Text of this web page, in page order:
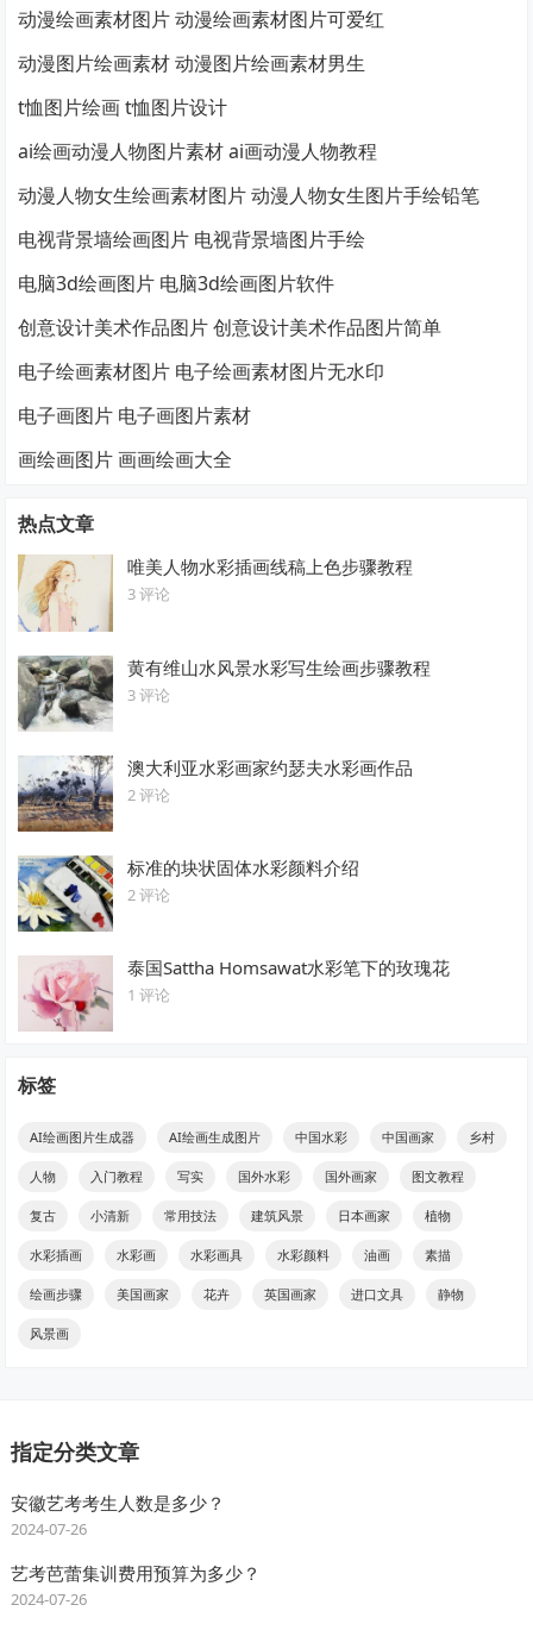
动漫绘画素材图片 动漫绘画素材图片可爱红
动漫图片绘画素材 动漫图片绘画素材男生
t恤图片绘画 t恤图片设计
ai绘画动漫人物图片素材 ai画动漫人物教程
动漫人物女生绘画素材图片 动漫人物女生图片手绘铅笔
电视背景墙绘画图片 电视背景墙图片手绘
电脑3d绘画图片 电脑3d绘画图片软件
创意设计美术作品图片 创意设计美术作品图片简单
电子绘画素材图片 电子绘画素材图片无水印
电子画图片 电子画图片素材
画绘画图片 画画绘画大全
热点文章
唯美人物水彩插画线稿上色步骤教程
3 评论
黄有维山水风景水彩写生绘画步骤教程
3 评论
澳大利亚水彩画家约瑟夫水彩画作品
2 评论
标准的块状固体水彩颜料介绍
2 评论
泰国Sattha Homsawat水彩笔下的玫瑰花
1 评论
标签
AI绘画图片生成器 AI绘画生成图片 中国水彩 中国画家 乡村
人物 入门教程 写实 国外水彩 国外画家 图文教程
复古 小清新 常用技法 建筑风景 日本画家 植物
水彩插画 水彩画 水彩画具 水彩颜料 油画 素描
绘画步骤 美国画家 花卉 英国画家 进口文具 静物
风景画
指定分类文章
安徽艺考考生人数是多少？
2024-07-26
艺考芭蕾集训费用预算为多少？
2024-07-26